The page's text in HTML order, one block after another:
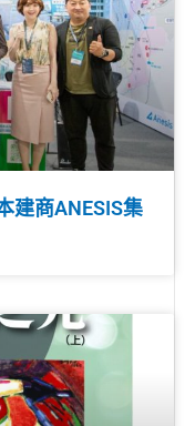
商ANESIS集